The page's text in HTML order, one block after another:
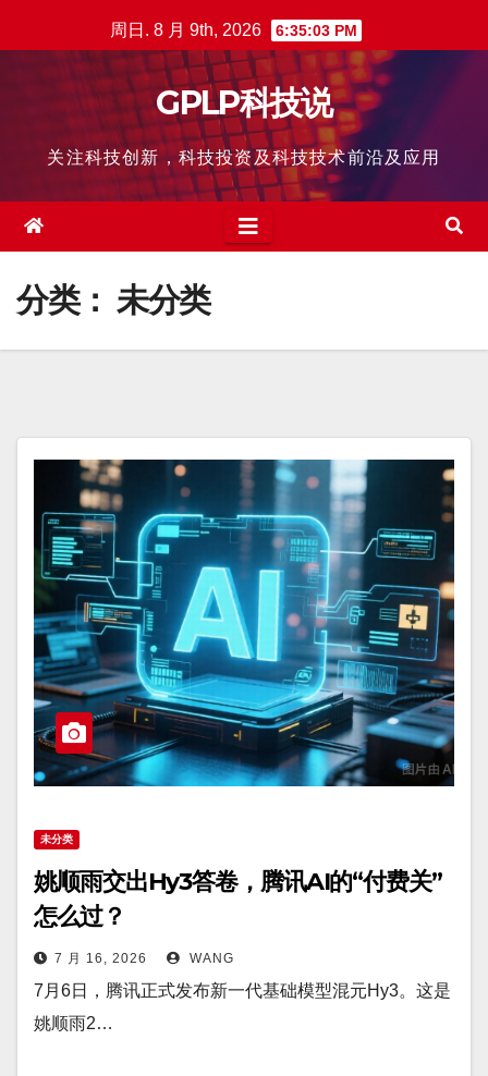
至
周日. 8 月 9th, 2026 6:35:04 PM
GPLP科技说
关注科技创新，科技投资及科技技术前沿及应用
分类： 未分类
未分类
姚顺雨交出Hy3答卷，腾讯AI的“付费关”
怎么过？
7 月 16, 2026 WANG
7月6日，腾讯正式发布新一代基础模型混元Hy3。这是
姚顺雨2…